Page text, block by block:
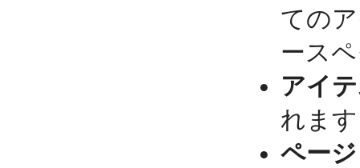
ての
ース
アイ
れま
ページ